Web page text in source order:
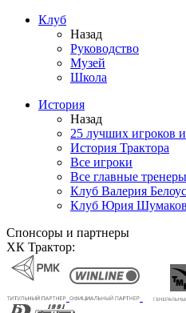
Клуб
Назад
Руководство
Музей
Школа
История
Назад
25 лучших игроков
История Трактора
Все игроки
Все главные тренеры
Клуб Валерия
Клуб Юрия
Спонсоры и партнеры
ХК Трактор: